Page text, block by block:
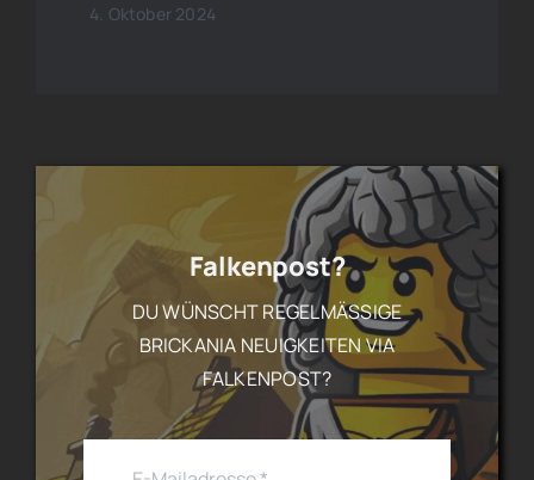
4. Oktober 2024
Falkenpost?
DU WÜNSCHT REGELMÄSSIGE B
RICKANIA NEUIGKEITEN VIA F
ALKENPOST?